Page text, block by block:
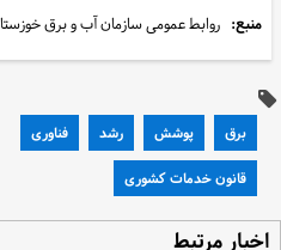
منبع: روابط عمومی سازمان آب و برق خوزستان
برق پوشش رشد فناوری
قانون خدمات کشوری
اخبار مرتبط